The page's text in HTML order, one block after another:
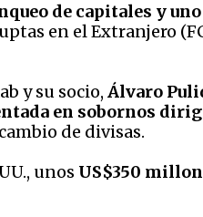
de capitales y
en el Extranjero
y su socio, Álvaro
en sobornos
de divisas.
unos US$350